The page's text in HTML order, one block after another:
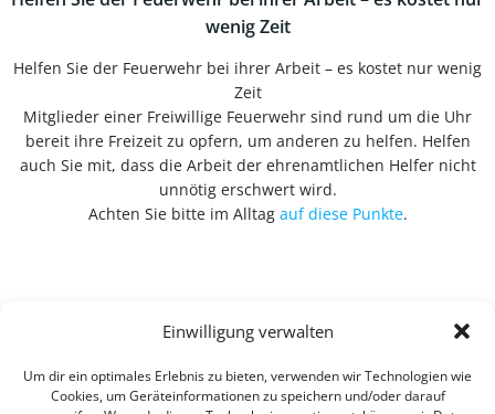
Einwilligung verwalten
Um dir ein optimales Erlebnis zu bieten, verwenden wir Technologien wie
Cookies, um Geräteinformationen zu speichern und/oder darauf
wenig Zeit
Helfen Sie der Feuerwehr bei ihrer Arbeit – es kostet nur wenig
Zeit
Mitglieder einer Freiwillige Feuerwehr sind rund um die Uhr
bereit ihre Freizeit zu opfern, um anderen zu helfen. Helfen
auch Sie mit, dass die Arbeit der ehrenamtlichen Helfer nicht
unnötig erschwert wird.
Achten Sie bitte im Alltag auf diese Punkte.